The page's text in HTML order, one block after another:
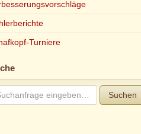
Turniere
Suchen